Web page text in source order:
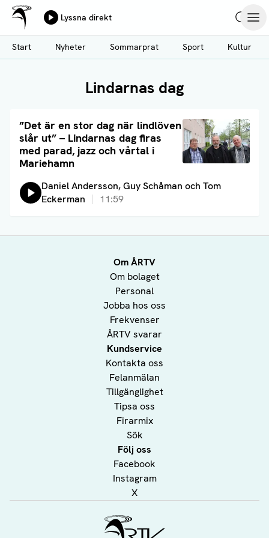
Hoppa
till
huvudinnehåll
Ålands Radio & TV
Lyssna direkt
Start
Nyheter Sommarprat Sport Kultur
Lindarnas dag
”Det är en stor dag när lindlöven
slår ut” – Lindarnas dag firas
med parad, jazz och vårtal i
Mariehamn
Läs artikel
Lyssna på:
Daniel Andersson, Guy Schåman och Tom
Eckerman
11:59
Om ÅRTV
Om bolaget
Personal
Jobba hos oss
Frekvenser
ÅRTV svarar
Kundservice
Kontakta oss
Felanmälan
Tillgänglighet
Tipsa oss
Firarmix
Sök
Följ oss
Facebook
Instagram
X